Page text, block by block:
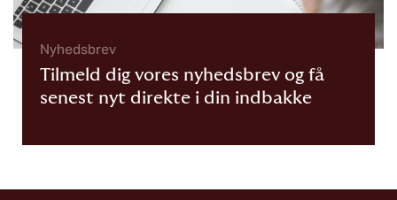
Nyhedsbrev
Tilmeld dig vores nyhedsbrev og få
senest nyt direkte i din indbakke